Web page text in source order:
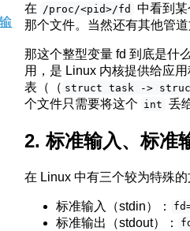
在
/proc/<pid>/fd
中看到
那个文件。当然还有其他管道
那这个整型变量 fd 到底是什
用，是 Linux 内核提供给应
表（（ struct task ->
个文件只需要将这个 int 丢
标准输入、标准
在 Linux 中有三个较为特殊
标准输入（stdin）：
标准输出（stdout）：